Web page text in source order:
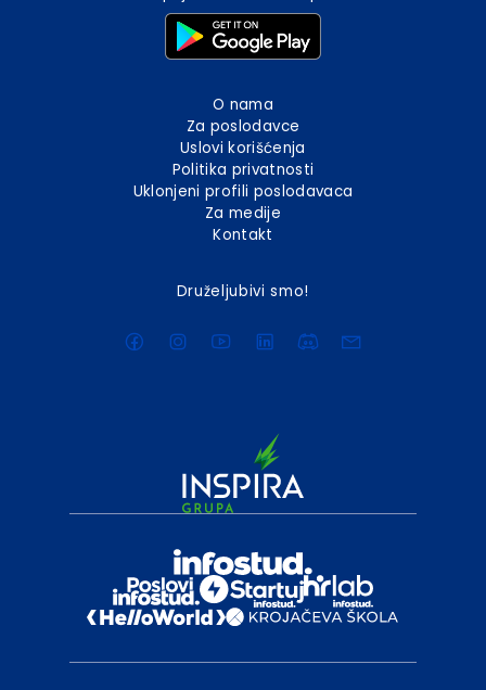
O nama
Za poslodavce
Uslovi korišćenja
Politika privatnosti
Uklonjeni profili poslodavaca
Za medije
Kontakt
Druželjubivi smo!